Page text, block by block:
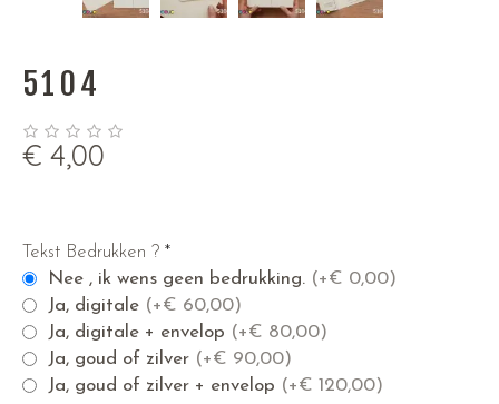
5104
€ 4,00
Tekst Bedrukken ? *
Nee , ik wens geen bedrukking. (+€ 0,00)
Ja, digitale (+€ 60,00)
Ja, digitale + envelop (+€ 80,00)
Ja, goud of zilver (+€ 90,00)
Ja, goud of zilver + envelop (+€ 120,00)